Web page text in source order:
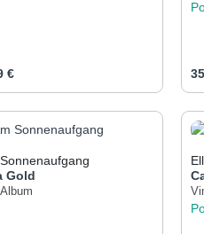
benutze dieWert
Preis:
€
Anzahl: Gib
Gold